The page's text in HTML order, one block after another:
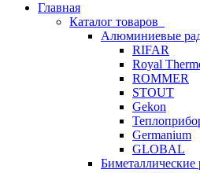
Главная
Каталог товаров
Алюминиевые
RIFAR
Royal
ROMMER
STOUT
Gekon
Germanium
GLOBAL
Биметаллические